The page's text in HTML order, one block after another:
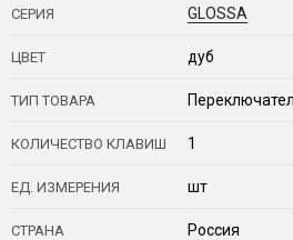
СЕРИЯ GLOSSA
ЦВЕТ дуб
ТИП ТОВАРА
КОЛИЧЕСТВО КЛАВИШ 1
ЕД. ИЗМЕРЕНИЯ шт
СТРАНА Россия